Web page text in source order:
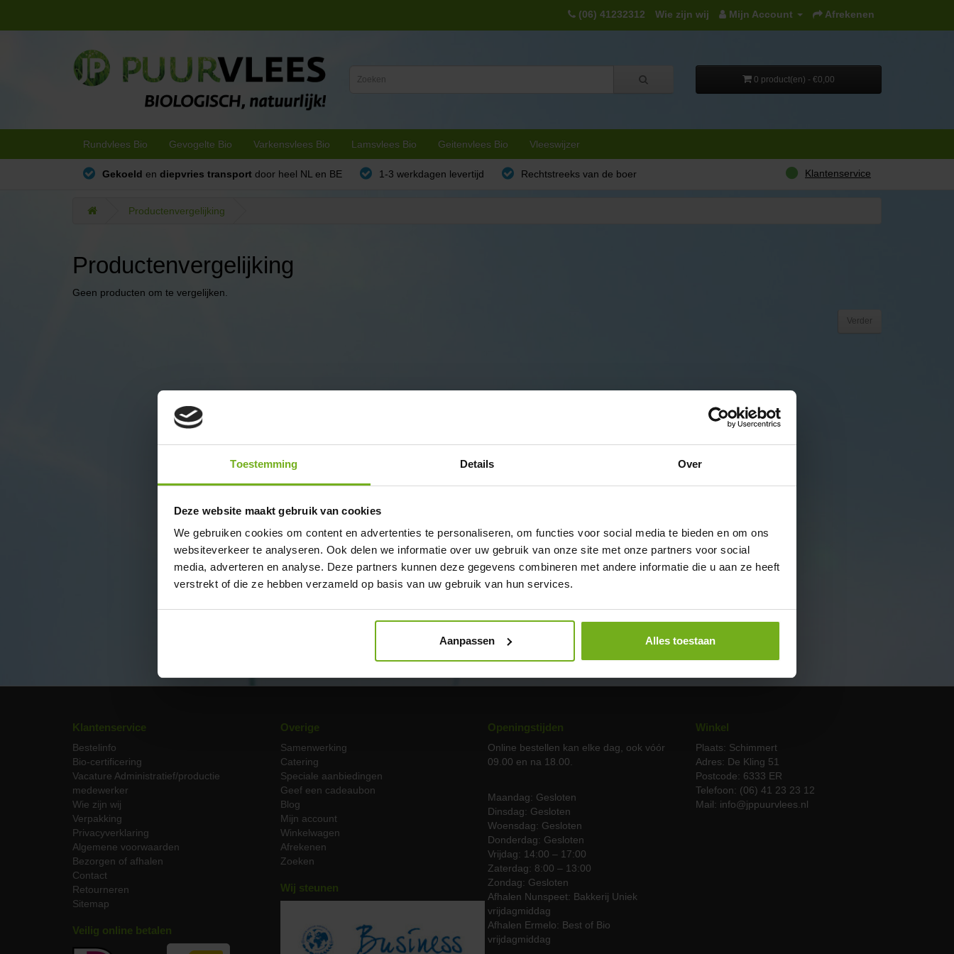
Toestemming Details Over
Deze website maakt gebruik van cookies
We gebruiken cookies om content en advertenties te personaliseren, om functies voor social media te bieden en om ons
websiteverkeer te analyseren. Ook delen we informatie over uw gebruik van onze site met onze partners voor social
media, adverteren en analyse. Deze partners kunnen deze gegevens combineren met andere informatie die u aan ze heeft
verstrekt of die ze hebben verzameld op basis van uw gebruik van hun services.
Aanpassen Alles toestaan
(06) 41232312 Wie zijn wij Mijn Account Afrekenen
0 product(en) - €0,00
Rundvlees Bio Gevogelte Bio Varkensvlees Bio Lamsvlees Bio Geitenvlees Bio Vleeswijzer
Gekoeld en diepvries transport door heel NL en BE 1-3 werkdagen levertijd Rechtstreeks van de boer Klantenservice
Productenvergelijking
Productenvergelijking
Geen producten om te vergelijken.
Verder
Klantenservice
Bestelinfo
Bio-certificering
Vacature Administratief/productie
medewerker
Wie zijn wij
Verpakking
Privacyverklaring
Algemene voorwaarden
Bezorgen of afhalen
Contact
Retourneren
Sitemap
Veilig online betalen
Overige
Samenwerking
Catering
Speciale aanbiedingen
Geef een cadeaubon
Blog
Mijn account
Winkelwagen
Afrekenen
Zoeken
Wij steunen
Openingstijden
Online bestellen kan elke dag, ook vóór
09.00 en na 18.00.
Maandag: Gesloten
Dinsdag: Gesloten
Woensdag: Gesloten
Donderdag: Gesloten
Vrijdag: 14:00 – 17:00
Zaterdag: 8:00 – 13:00
Zondag: Gesloten
Afhalen Nunspeet: Bakkerij Uniek
vrijdagmiddag
Afhalen Ermelo: Best of Bio
vrijdagmiddag
Winkel
Plaats: Schimmert
Adres: De Kling 51
Postcode: 6333 ER
Telefoon: (06) 41 23 23 12
Mail: info@jppuurvlees.nl